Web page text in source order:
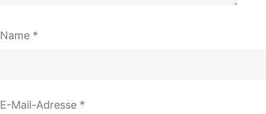
Name *
E-Mail-Adresse *